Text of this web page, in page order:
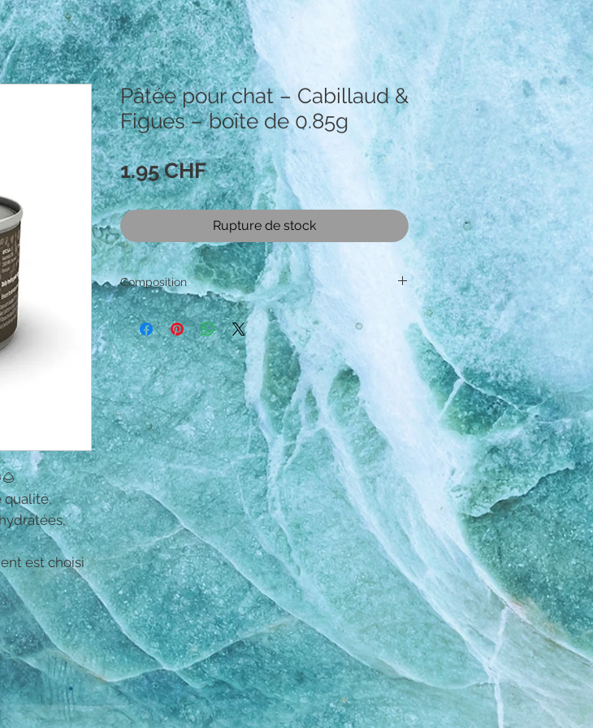
qualité,
est choisi
Pâtée pour chat – Cabillaud &
Figues – boîte de 0.85g
1.95 CHFPrix
Rupture de stock
Composition
Composition
Thon, Morue,
Papaye, Minéraux,
Huile de saumon.
Additifs/kg
Vitamine A: 384
UI/kg, Vitamine E:
1,2 UI/kg, Vitamine
B1: 1,9 mg/kg,
Vitamine B2: 1,3
mg/kg, Vitamine
B6: 2,05 mg/kg,
Vitamine B12: 0,02
mg/kg